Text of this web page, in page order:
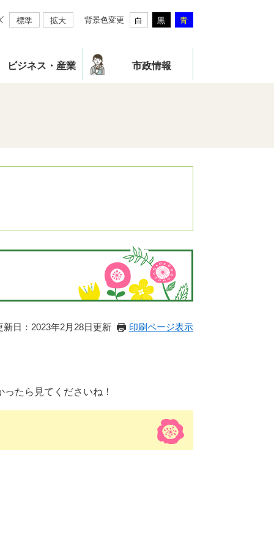
標準 拡大 背景色変更 白 黒 青
ビジネス・産業 市政情報
新日：2023年2月28日更新 印刷ページ表示
たら見てくださいね！